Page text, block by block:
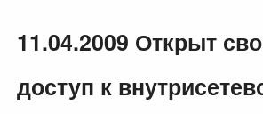
11.04.2009 Открыт
доступ к